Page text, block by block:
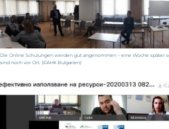
Die Online Schulungen werden gut angenommen – eine Woche später
sind noch vor Ort. (©AHK Bulgarien)